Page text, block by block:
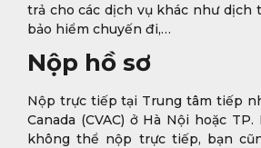
trả cho các dịch vụ khác như dịch
bảo hiểm chuyến đi,…
Nộp hồ sơ
Nộp trực tiếp tại Trung tâm tiếp
Canada (CVAC) ở Hà Nội hoặc
không thể nộp trực tiếp, bạn